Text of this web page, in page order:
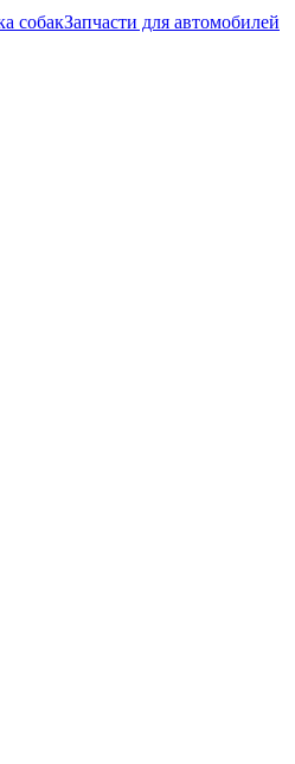
собакЗапчасти для автомобилей